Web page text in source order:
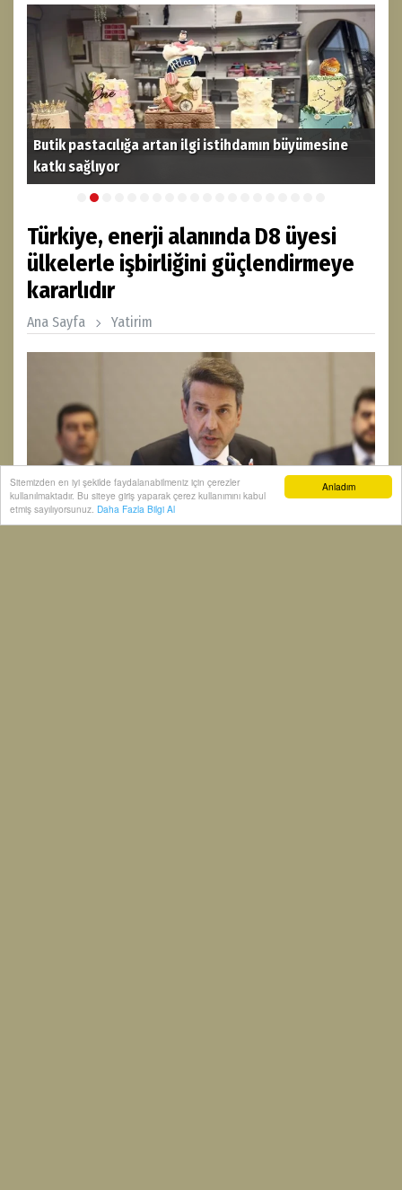
Anladım
Sitemizden en iyi şekilde faydalanabilmeniz için çerezler
kullanılmaktadır. Bu siteye giriş yaparak çerez kullanımını kabul
etmiş sayılıyorsunuz. Daha Fazla Bilgi Al
Butik pastacılığa artan ilgi istihdamın büyümesine
katkı sağlıyor
Türkiye, enerji alanında D8 üyesi
ülkelerle işbirliğini güçlendirmeye
kararlıdır
Ana Sayfa Yatirim